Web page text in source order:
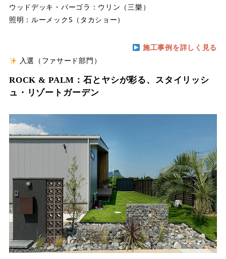
ウッドデッキ・パーゴラ：ウリン（三樂）
照明：ルーメックS（タカショー）
施工事例を詳しく見る
入選（ファサード部門）
ROCK & PALM：石とヤシが彩る、スタイリッシ
ュ・リゾートガーデン